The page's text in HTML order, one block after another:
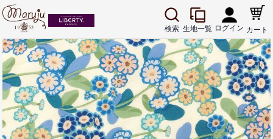
検索 生地一覧 ログイン カート